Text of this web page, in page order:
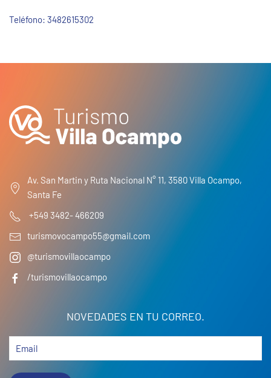
Teléfono: 3482615302
Av. San Martin y Ruta Nacional N° 11, 3580 Villa Ocampo,
Santa Fe
+549 3482- 466209
turismovocampo55@gmail.com
@turismovillaocampo
/turismovillaocampo
NOVEDADES EN TU CORREO.